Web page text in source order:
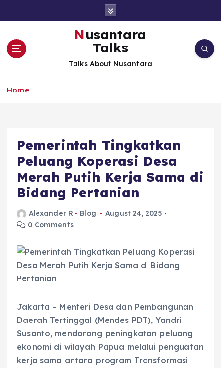
Nusantara
Talks
Talks About Nusantara
Home
Pemerintah Tingkatkan
Peluang Koperasi Desa
Merah Putih Kerja Sama di
Bidang Pertanian
Alexander R Blog
August 24, 2025
0 Comments
Jakarta – Menteri Desa dan Pembangunan
Daerah Tertinggal (Mendes PDT), Yandri
Susanto, mendorong peningkatan peluang
ekonomi di wilayah Papua melalui penguatan
kerja sama antara program Transformasi